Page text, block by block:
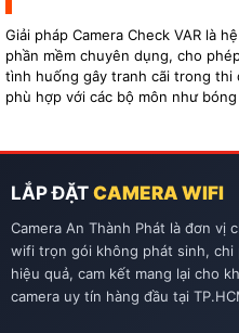
Giải pháp Camera Check VAR là
phần mềm chuyên dụng, cho
tình huống gây tranh cãi trong
phù hợp với các bộ môn như
LẮP ĐẶT CAMERA WIFI
Camera An Thành Phát là đơn vị
wifi trọn gói không phát sinh, chi
hiệu quả, cam kết mang lại cho
camera uy tín hàng đầu tại